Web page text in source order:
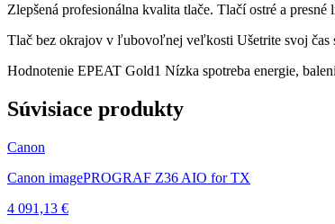
Zlepšená profesionálna kvalita tlače. Tlačí ostré a
Tlač bez okrajov v ľubovoľnej veľkosti Ušetrite svoj čas
Hodnotenie EPEAT Gold1 Nízka spotreba energie,
Súvisiace produkty
Canon
Canon imagePROGRAF Z36 AIO for TX
4 091,13 €